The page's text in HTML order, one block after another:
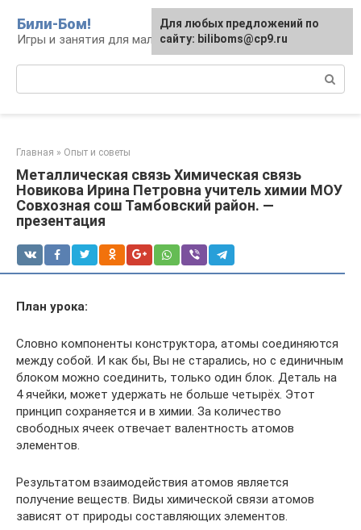
контенту
Били-Бом!
Игры и занятия для малышей и школьников
Главная » Опыт и советы
Металлическая связь Химическая связь
Новикова Ирина Петровна учитель химии МОУ
Совхозная сош Тамбовский район. —
презентация
План урока:
Словно компоненты конструктора, атомы соединяются
между собой. И как бы, Вы не старались, но с единичным
блоком можно соединить, только один блок. Деталь на
4 ячейки, может удержать не больше четырёх. Этот
принцип сохраняется и в химии. За количество
свободных ячеек отвечает валентность атомов
элементов.
Результатом взаимодействия атомов является
получение веществ. Виды химической связи атомов
зависят от природы составляющих элементов.
Для любых предложений по
сайту: biliboms@cp9.ru